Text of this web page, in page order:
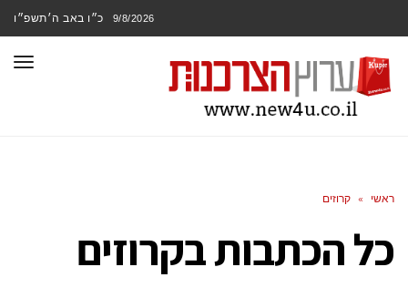
9/8/2026 כ״ו באב ה׳תשפ״ו
ראשי » קרוזים
כל הכתבות בקרוזים